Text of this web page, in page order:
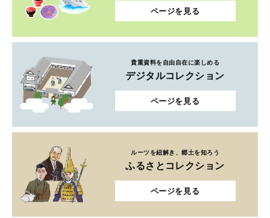
ページを見る
貴重資料を自由自在に楽しめる
デジタルコレクション
ページを見る
ルーツを紐解き、郷土を知ろう
ふるさとコレクション
ページを見る